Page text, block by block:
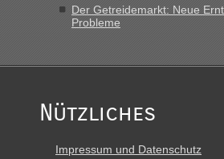
Der Getreidemarkt: Neue
Probleme
Nützliches
Impressum und Datenschutz